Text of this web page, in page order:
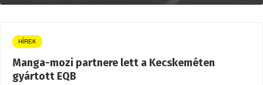
HÍREK
Manga-mozi partnere lett a Kecskeméten
gyártott EQB